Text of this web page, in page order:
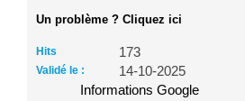
Un problème ? Cliquez ici
Hits 173
Validé le :
14-10-2025
Informations Google